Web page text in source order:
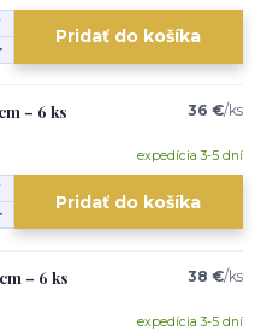
Pridať do košíka
– 6 ks
36 €/ks
expedícia 3-5 dní
Pridať do košíka
– 6 ks
38 €/ks
expedícia 3-5 dní